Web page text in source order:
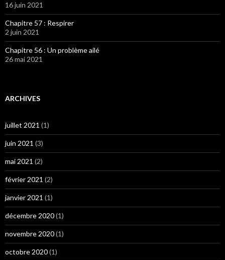
16 juin 2021
Chapitre 57 : Respirer
2 juin 2021
Chapitre 56 : Un problème ailé
26 mai 2021
ARCHIVES
juillet 2021 (1)
juin 2021 (3)
mai 2021 (2)
février 2021 (2)
janvier 2021 (1)
décembre 2020(1)
novembre 2020(1)
octobre 2020(1)